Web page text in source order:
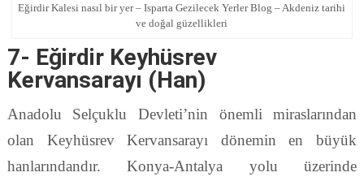
Eğirdir Kalesi nasıl bir yer – Isparta Gezilecek Yerler Blog – Akdeniz tarihi
ve doğal güzellikleri
7- Eğirdir Keyhüsrev
Kervansarayı (Han)
Anadolu Selçuklu Devleti’nin önemli miraslarından
olan Keyhüsrev Kervansarayı dönemin en büyük
hanlarındandır. Konya-Antalya yolu üzerinde